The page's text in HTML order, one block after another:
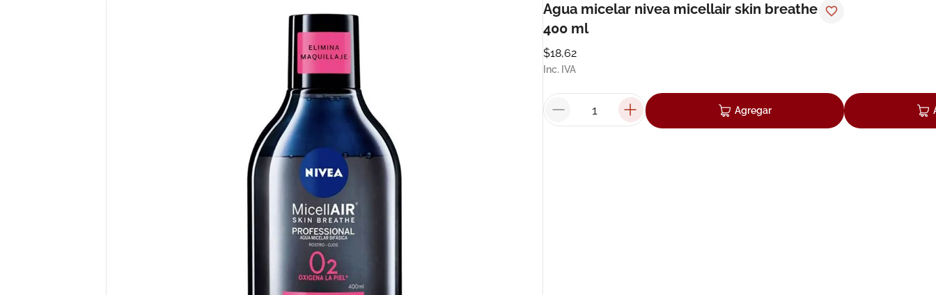
Agua micelar nivea micellair skin breathe
400 ml
$18,62
Inc. IVA
Agregar
bioderma
pilexil
cerave
degraler
isdin
8. roche posay
. megacistin
pañales